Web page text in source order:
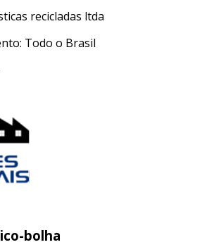
recicladas ltda
Todo o Brasil
bolha